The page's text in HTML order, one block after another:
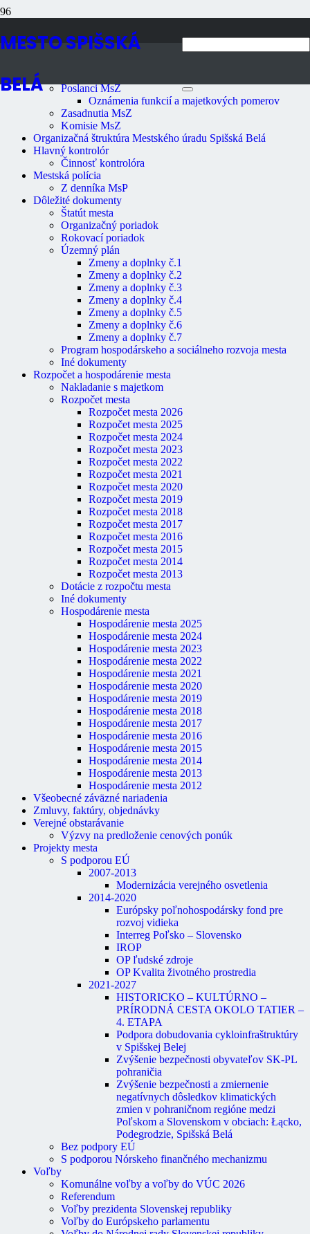
MESTO SPIŠSKÁ
BELÁ
Navigácia
Mestské zastupiteľstvo
Poslanci MsZ
Oznámenia funkcií a majetkových pomerov
Zasadnutia MsZ
Komisie MsZ
Organizačná štruktúra Mestského úradu Spišská Belá
Hlavný kontrolór
Činnosť kontrolóra
Mestská polícia
Z denníka MsP
Dôležité dokumenty
Štatút mesta
Organizačný poriadok
Rokovací poriadok
Územný plán
Zmeny a doplnky č.1
Zmeny a doplnky č.2
Zmeny a doplnky č.3
Zmeny a doplnky č.4
Zmeny a doplnky č.5
Zmeny a doplnky č.6
Zmeny a doplnky č.7
Program hospodárskeho a sociálneho rozvoja mesta
Iné dokumenty
Rozpočet a hospodárenie mesta
Nakladanie s majetkom
Rozpočet mesta
Rozpočet mesta 2026
Rozpočet mesta 2025
Rozpočet mesta 2024
Rozpočet mesta 2023
Rozpočet mesta 2022
Rozpočet mesta 2021
Rozpočet mesta 2020
Rozpočet mesta 2019
Rozpočet mesta 2018
Rozpočet mesta 2017
Rozpočet mesta 2016
Rozpočet mesta 2015
Rozpočet mesta 2014
Rozpočet mesta 2013
Dotácie z rozpočtu mesta
Iné dokumenty
Hospodárenie mesta
Hospodárenie mesta 2025
Hospodárenie mesta 2024
Hospodárenie mesta 2023
Hospodárenie mesta 2022
Hospodárenie mesta 2021
Hospodárenie mesta 2020
Hospodárenie mesta 2019
Hospodárenie mesta 2018
Hospodárenie mesta 2017
Hospodárenie mesta 2016
Hospodárenie mesta 2015
Hospodárenie mesta 2014
Hospodárenie mesta 2013
Hospodárenie mesta 2012
Všeobecné záväzné nariadenia
Zmluvy, faktúry, objednávky
Verejné obstarávanie
Výzvy na predloženie cenových ponúk
Projekty mesta
S podporou EÚ
2007-2013
Modernizácia verejného osvetlenia
2014-2020
Európsky poľnohospodársky fond pre
rozvoj vidieka
Interreg Poľsko – Slovensko
IROP
OP ľudské zdroje
OP Kvalita životného prostredia
2021-2027
HISTORICKO – KULTÚRNO –
PRÍRODNÁ CESTA OKOLO TATIER –
4. ETAPA
Podpora dobudovania cykloinfraštruktúry
v Spišskej Belej
Zvýšenie bezpečnosti obyvateľov SK-PL
pohraničia
Zvýšenie bezpečnosti a zmiernenie
negatívnych dôsledkov klimatických
zmien v pohraničnom regióne medzi
Poľskom a Slovenskom v obciach: Łącko,
Podegrodzie, Spišská Belá
Bez podpory EÚ
S podporou Nórskeho finančného mechanizmu
Voľby
Komunálne voľby a voľby do VÚC 2026
Referendum
Voľby prezidenta Slovenskej republiky
Voľby do Európskeho parlamentu